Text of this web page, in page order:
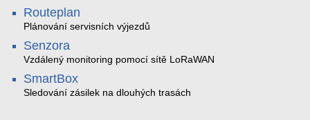
Routeplan
Plánování servisních výjezdů
Senzora
Vzdálený monitoring pomocí sítě LoRaWAN
SmartBox
Sledování zásilek na dlouhých trasách